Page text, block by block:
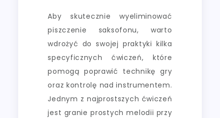
Aby skutecznie wyeliminować
piszczenie saksofonu, warto
wdrożyć do swojej praktyki kilka
specyficznych ćwiczeń, które
pomogą poprawić technikę gry
oraz kontrolę nad instrumentem.
Jednym z najprostszych ćwiczeń
jest granie prostych melodii przy